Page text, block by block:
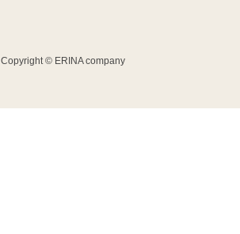
Copyright © ERINA company